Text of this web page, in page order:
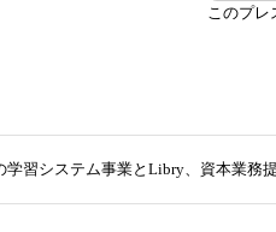
このプ
学習システム事業とLibry、資本業務